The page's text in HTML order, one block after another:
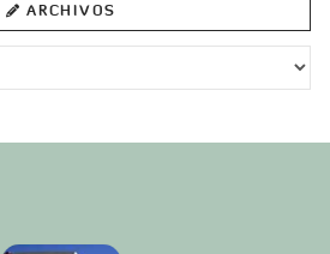
ARCHIVOS